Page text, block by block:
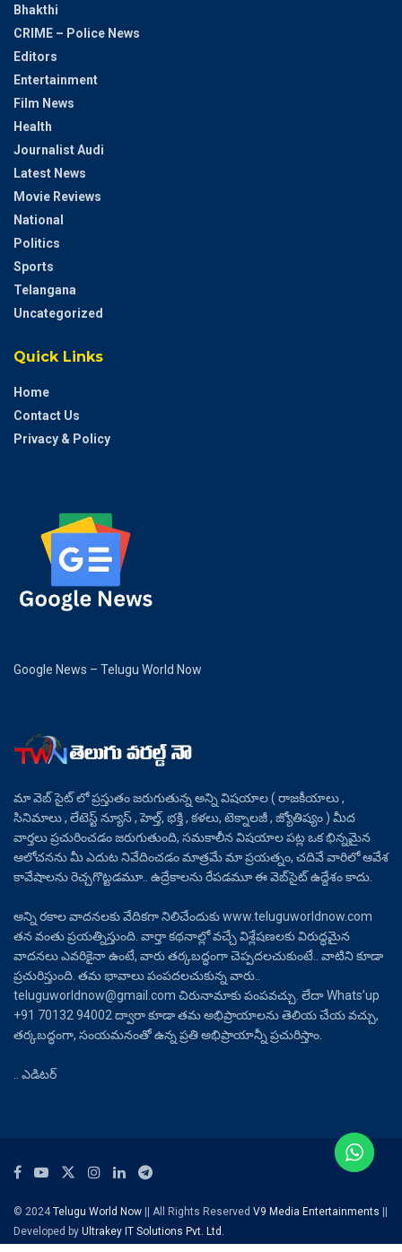
Bhakthi
CRIME – Police News
Editors
Entertainment
Film News
Health
Journalist Audi
Latest News
Movie Reviews
National
Politics
Sports
Telangana
Uncategorized
Quick Links
Home
Contact Us
Privacy & Policy
Google News – Telugu World Now
మా వెబ్ సైట్ లో ప్రస్తుతం జరుగుతున్న అన్ని విషయాల ( రాజకీయాలు ,
సినిమాలు , లేటెస్ట్ న్యూస్ , హెల్త్, భక్తి , కళలు, టెక్నాలజీ , జ్యోతిష్యం ) మీద
వార్తలు ప్రచురించడం జరుగుతుంది, సమకాలీన విషయాల పట్ల ఒక భిన్నమైన
ఆలోచనను మీ ఎదుట నివేదించడం మాత్రమే మా ప్రయత్నం, చదివే వారిలో ఆవేశ
కావేషాలను రెచ్చగొట్టడమూ.. ఉద్రేకాలను రేపడమూ ఈ వెబ్‌సైట్ ఉద్దేశం కాదు.
అన్ని రకాల వాదనలకు వేదికగా నిలిచేందుకు www.teluguworldnow.com
తన వంతు ప్రయత్నిస్తుంది. వార్తా కథనాల్లో వచ్చే విశ్లేషణలకు విరుద్ధమైన
వాదనలు ఎవరికైనా ఉంటే, వారు తర్కబద్ధంగా చెప్పదలచుకుంటే.. వాటిని కూడా
ప్రచురిస్తుంది. తమ భావాలు పంపదలచుకున్న వారు..
teluguworldnow@gmail.com చిరునామాకు పంపవచ్చు. లేదా Whats’up
+91 70132 94002 ద్వారా కూడా తమ అభిప్రాయాలను తెలియ చేయ వచ్చు,
తర్కబద్ధంగా, సంయమనంతో ఉన్న ప్రతి అభిప్రాయాన్నీ ప్రచురిస్తాం.
.. ఎడిటర్
© 2024Telugu World Now || All Rights Reserved V9 Media Entertainments ||
Developed by Ultrakey IT Solutions Pvt. Ltd.